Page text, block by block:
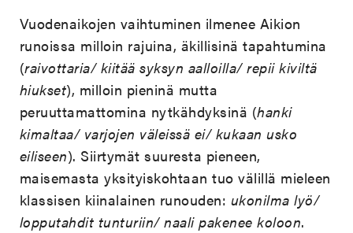
Vuodenaikojen vaihtuminen ilmenee Aikion
runoissa milloin rajuina, äkillisinä tapahtumina
(raivottaria/ kiitää syksyn aalloilla/ repii kiviltä
hiukset), milloin pieninä mutta
peruuttamattomina nytkähdyksinä (hanki
kimaltaa/ varjojen väleissä ei/ kukaan usko
eiliseen). Siirtymät suuresta pieneen,
maisemasta yksityiskohtaan tuo välillä mieleen
klassisen kiinalainen runouden: ukonilma lyö/
lopputahdit tunturiin/ naali pakenee koloon.